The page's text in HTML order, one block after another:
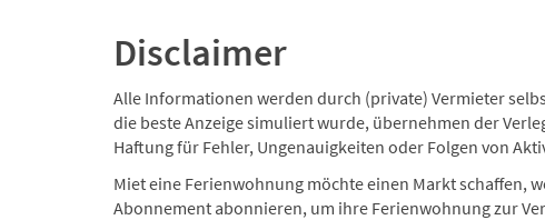
Disclaimer
Alle Informationen werden durch (private) Vermieter
die beste Anzeige simuliert wurde, übernehmen der
Haftung für Fehler, Ungenauigkeiten oder Folgen von
Miet eine Ferienwohnung möchte einen Markt schaffen,
Abonnement abonnieren, um ihre Ferienwohnung zur